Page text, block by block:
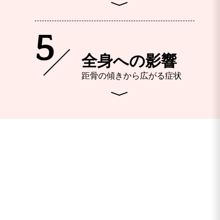
全身への影響
距骨の傾きから広がる症状
5